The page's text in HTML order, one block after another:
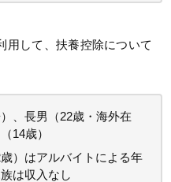
用して、扶養控除について
、長男（22歳・海外在
14歳）
）はアルバイトによる年
は収入なし